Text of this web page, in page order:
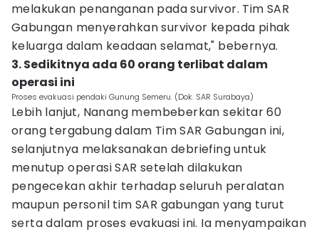
melakukan penanganan pada survivor. Tim SAR
Gabungan menyerahkan survivor kepada pihak
keluarga dalam keadaan selamat," bebernya.
3. Sedikitnya ada 60 orang terlibat dalam
operasi ini
Proses evakuasi pendaki Gunung Semeru. (Dok. SAR Surabaya)
Lebih lanjut, Nanang membeberkan sekitar 60
orang tergabung dalam Tim SAR Gabungan ini,
selanjutnya melaksanakan debriefing untuk
menutup operasi SAR setelah dilakukan
pengecekan akhir terhadap seluruh peralatan
maupun personil tim SAR gabungan yang turut
serta dalam proses evakuasi ini. Ia menyampaikan